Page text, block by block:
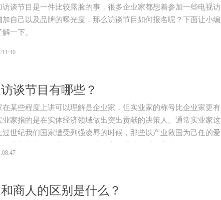
访谈节目是一件比较露脸的事，很多企业家都想着参加一些电视访
加自己以及品牌的曝光度，那么访谈节目如何报名呢？下面让小编
一下。
谈节目有哪些？
在某些程度上讲可以理解是企业家，但实业家的称号比企业家更有
业家指的是在实体经济领域做出突出贡献的决策人。通常实业家这
过世纪我们国家遭受列强凌辱的时候，那些以产业救国为己任的爱
商人的区别是什么？